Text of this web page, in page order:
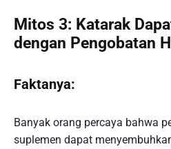
Mitos 3: Katarak
dengan Pengobatan
Faktanya:
Banyak orang percaya bahwa
suplemen dapat